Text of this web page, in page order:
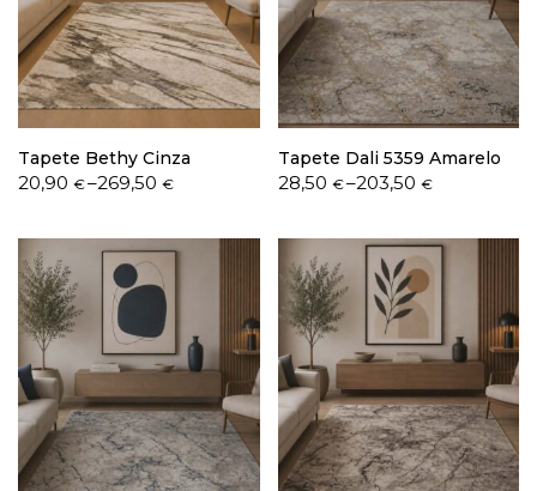
Política de Privacidade
Tapete Bethy Cinza
20,90 €–269,50€
Price
through
269,50 €
Tapete Dali 5359 Amarelo
28,50 €–203,50 €
Price
through
203,50 €